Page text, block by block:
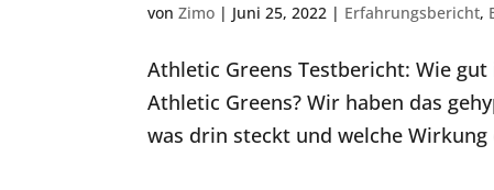
vonZimo | Juni 25, 2022 | Erfahrungsbericht,
Athletic Greens Testbericht: Wie
Athletic Greens? Wir haben das
was drin steckt und welche